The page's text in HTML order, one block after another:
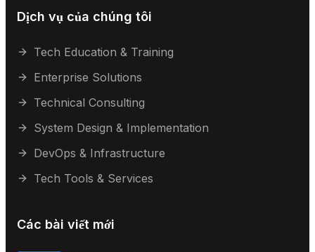
Dịch vụ của chúng tôi
Tech Education & Training
Enterprise Solutions
Technical Consulting
System Design & Implementation
DevOps & Infrastructure
Tech Tools & Services
Các bài viết mới